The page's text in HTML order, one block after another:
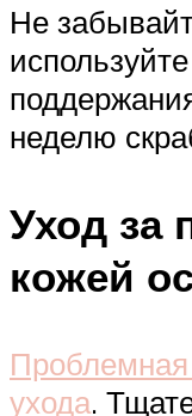
Не
неделю
Уход за
кожей
Проблемная
ухода.